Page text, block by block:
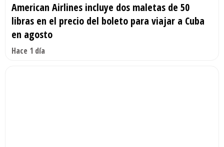
American Airlines incluye dos maletas de 50
libras en el precio del boleto para viajar a Cuba
en agosto
Hace 1 día